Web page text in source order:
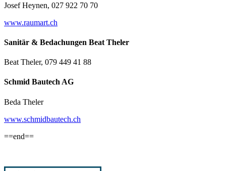
Josef Heynen, 027 922 70 70
www.raumart.ch
Sanitär & Bedachungen Beat Theler
Beat Theler, 079 449 41 88
Schmid Bautech AG
Beda Theler
www.schmidbautech.ch
==end==